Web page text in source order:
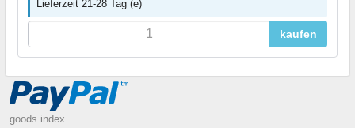
Lieferzeit 21-28 Tag (e)
kaufen
goods index